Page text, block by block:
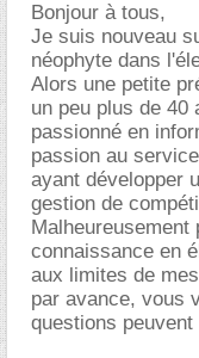
Bonjour à tous,
Je suis nouveau
néophyte dans
Alors une petite
un peu plus de 40
passionné en
passion au
ayant développer
gestion de
Malheureusement
connaissance en
aux limites de
par avance, vous
questions